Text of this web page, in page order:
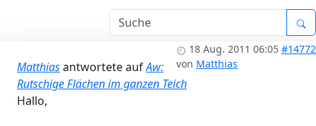
18 Aug. 2011 06:05 #14772
von Matthias
Matthiasantwortete aufAw:
Rutschige Flächen im ganzen Teich
Hallo,